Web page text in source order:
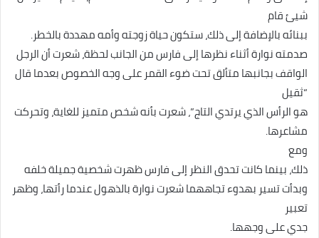
شيئ قام
ببنائه بالإضافة إلى ذلك، ستكون حياة زوجته وأمه مهددة بالخطر.
صدمته نوارة أثناء نظرها إلى فارس من الجانب لحظة، شعرت أن الرجل
الواقف بجانبها متألق تحت ضوء القمر على وجه الخصوص بعدما قال
“ثقيل
هو الرأس الذي يرتدي التاج”، شعرت بأنه شخص متميز للغاية، وتحركت
مشاعرها.
ومع
ذلك، بينما كانت تحدق النظر إلى فارس ظهرت شخصية جميلة خلفه
وبدأت تسير بهدوء تجاههما شعرت نوارة بالذهول عندما رأتها، وظهر
تعبير
جدي على وجهها.